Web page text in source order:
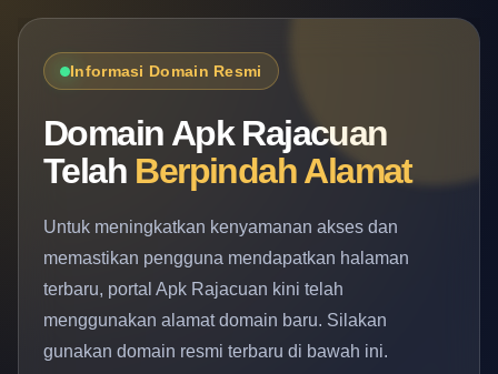
Informasi Domain Resmi
Domain Apk Rajacuan
Telah Berpindah Alamat
Untuk meningkatkan kenyamanan akses dan
memastikan pengguna mendapatkan halaman
terbaru, portal Apk Rajacuan kini telah
menggunakan alamat domain baru. Silakan
gunakan domain resmi terbaru di bawah ini.